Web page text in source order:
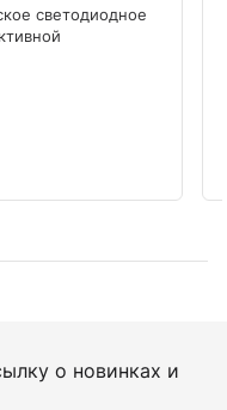
светодиодное
о новинках и